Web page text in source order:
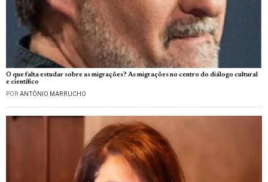
O que falta estudar sobre as migrações? As migrações no centro do diálogo cultural
e científico
POR ANTÓNIO MARRUCHO